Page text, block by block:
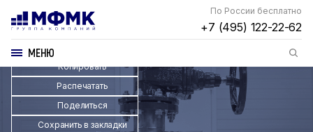
По России бесплатно
+7 (495) 122-22-62
МЕНЮ
Копировать
Распечатать
Поделиться
Сохранить в закладки